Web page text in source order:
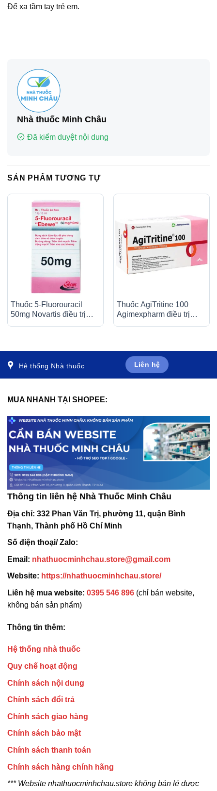
Để xa tầm tay trẻ em.
Nhà thuốc Minh Châu
Đã kiểm duyệt nội dung
SẢN PHẨM TƯƠNG TỰ
Thuốc 5-Fluorouracil
50mg Novartis điều trị
Thuốc AgiTritine 100
Agimexpharm điều trị
x 10 viên)
Hệ thống Nhà thuốc Liên hệ
MUA NHANH TẠI SHOPEE:
Thông tin liên hệ Nhà Thuốc Minh Châu
Địa chỉ: 332 Phan Văn Trị, phường 11, quận Bình
Thạnh, Thành phố Hồ Chí Minh
Số điện thoại/ Zalo:
Email: nhathuocminhchau.store@gmail.com
Website: https://nhathuocminhchau.store/
Liên hệ mua website: 0395 546 896 (chỉ bán website,
không bán sản phẩm)
Thông tin thêm:
Hệ thống nhà thuốc
Quy chế hoạt động
Chính sách nội dung
Chính sách đổi trả
Chính sách giao hàng
Chính sách bảo mật
Chính sách thanh toán
Chính sách hàng chính hãng
*** Website nhathuocminhchau.store không bán lẻ dược